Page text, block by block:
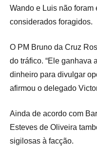
Wando e Luis não foram
considerados foragidos.
O PM Bruno da Cruz
do tráfico. “Ele ganhava
dinheiro para divulgar
afirmou o delegado
Ainda de acordo com
Esteves de Oliveira
sigilosas à facção.